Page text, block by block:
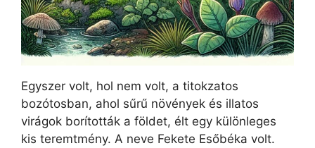
Egyszer volt, hol nem volt, a titokzatos
bozótosban, ahol sűrű növények és illatos
virágok borították a földet, élt egy különleges
kis teremtmény. A neve Fekete Esőbéka volt.